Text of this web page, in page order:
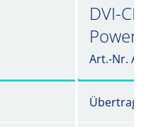
DVI-
Art.-Nr.